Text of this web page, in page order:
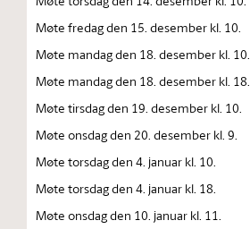
Møte fredag den 15. desember kl. 10.
Møte mandag den 18. desember kl. 10.
Møte mandag den 18. desember kl. 18.
Møte tirsdag den 19. desember kl. 10.
Møte onsdag den 20. desember kl. 9.
Møte torsdag den 4. januar kl. 10.
Møte torsdag den 4. januar kl. 18.
Møte onsdag den 10. januar kl. 11.